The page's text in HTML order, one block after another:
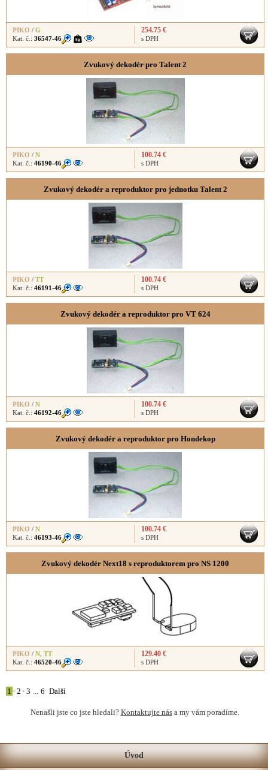
PIKO / G
Kat. č.: 36547-46
254.75 €
s DPH
Zvukový dekodér pro Talent 2
PIKO / N
Kat. č.: 46190-46
100.74 €
s DPH
Zvukový dekodér a reproduktor pro jednotku Talent 2
PIKO / TT
Kat. č.: 46191-46
100.74 €
s DPH
Zvukový dekodér a reproduktor pro VT 624
PIKO / N
Kat. č.: 46192-46
100.74 €
s DPH
Zvukový dekodér a reproduktor pro Hondekop
PIKO / N
Kat. č.: 46193-46
100.74 €
s DPH
Zvukový dekodér Next18 s reproduktorem pro NS 1200
PIKO / N, TT
Kat. č.: 46520-46
129.40 €
s DPH
1 • 2 • 3 ... 6 Další
Nenašli jste co jste hledali? Kontaktujte nása my vám poradíme.
Úvod